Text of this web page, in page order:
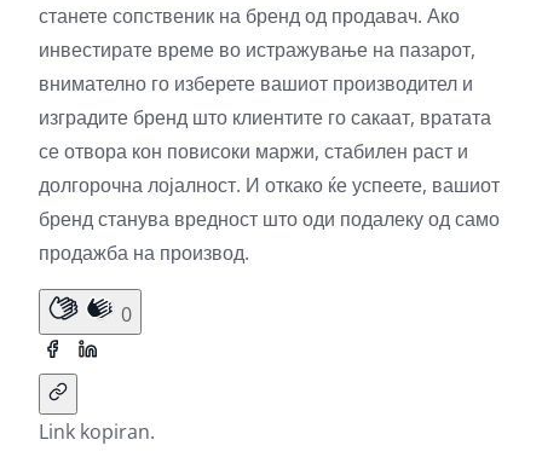
станете сопственик на бренд од продавач. Ако
инвестирате време во истражување на пазарот,
внимателно го изберете вашиот производител и
изградите бренд што клиентите го сакаат, вратата
се отвора кон повисоки маржи, стабилен раст и
долгорочна лојалност. И откако ќе успеете, вашиот
бренд станува вредност што оди подалеку од само
продажба на производ.
0
Link kopiran.